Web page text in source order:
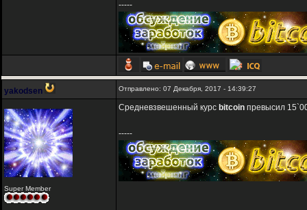
-----
yakodsen Отправлено: 07 Декабря, 2017 - 14:39:27
Super Member
Средневзвешенный курс bitcoin превысил
-----